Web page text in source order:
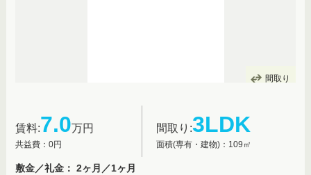
間取り
賃料:7.0万円
共益費：0円
間取り:3LDK
面積(専有・建物)：109㎡
敷金／礼金： 2ヶ月／1ヶ月